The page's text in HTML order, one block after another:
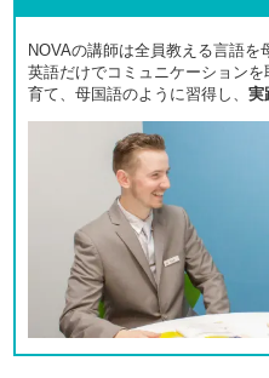
NOVAの講師は全員教える言語を
英語だけでコミュニケーション
育て、母国語のように習得し、 実